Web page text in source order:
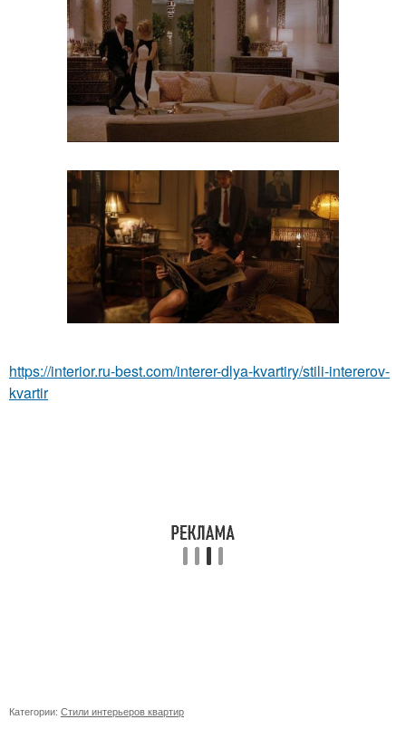
https://interior.ru-best.com/interer-dlya-kvartiry/stili-intererov-
kvartir
Категории: Стили интерьеров квартир